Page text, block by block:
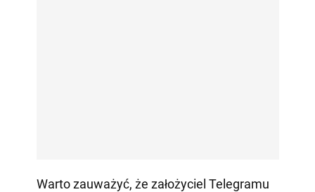
Warto zauważyć, że założyciel Telegramu